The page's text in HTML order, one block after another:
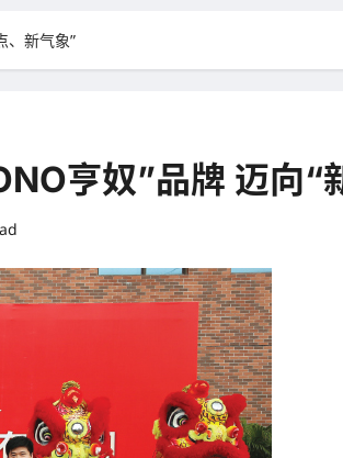
、新气象”
亨奴”品牌 迈向“